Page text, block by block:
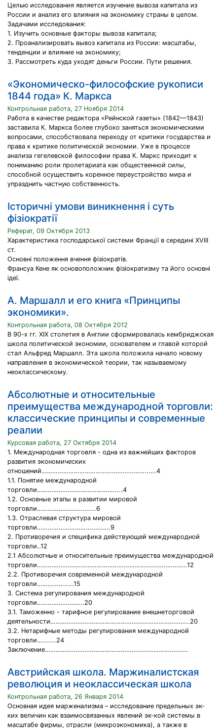
Целью исследования является изучение вывоза капитала из
России и анализ его влияния на экономику страны в целом.
Задачами исследования:
1. Изучить основные факторы вывоза капитала;
2. Проанализировать вывоз капитала из России: масштабы,
тенденции и влияние на экономику;
3. Рассмотреть куда уходят деньги России. Пути решения.
«Экономическо-философские рукописи
1844 года» К. Маркса
Контрольная работа, 27 Ноября 2014
Работа в качестве редактора «Рейнской газеты» (1842—1843)
заставила К. Маркса более глубоко заняться экономическими
вопросами, способствовала переходу от критики государства и
права к критике политической экономии. Уже в процессе
анализа гегелевской философии права К. Маркс приходит к
пониманию роли пролетариата как общественной силы,
способной осуществить коренное переустройство мира и
упразднить частную собственность.
Історичні умови виникнення і суть
фізіократії
Реферат, 09 Октября 2013
Характеристика господарської системи Франції в середині XVIII
ст.
Основні положення вчення фізіократів.
Франсуа Кене як основоположник фізіократизму та його основні
ідеї.
А. Маршалл и его книга «Принципы
экономики».
Контрольная работа, 08 Октября 2012
В 90-х гг. XIX столетия в Англии сформировалась кембриджская
школа политической экономии, основателем и главой которой
стал Альфред Маршалл. Эта школа положила начало новому
направления в экономической теории, так называемому
неоклассическому.
Абсолютные и относительные
преимущества международной торговли:
классические принципы и современные
реалии
Курсовая работа, 27 Октября 2014
1. Международная торговля - одна из важнейших факторов
развития экономических
отношений…………………………………………………......4
1.1. Понятие международной
торговли…………………………………….....4
1.2. Основные этапы в развитии мировой
торговли……………………........6
1.3. Отраслевая структура мировой
торговли…………………………......….9
2. Противоречия и специфика действующей международной
торговли..12
2.1 Абсолютные и относительные преимущества международной
торговли………………………………………………………………………..12
2.2. Противоречия современной международной
торговли…………….....15
3. Система регулирования международной
торговли……………………..20
3.1. Таможенно - тарифное регулирование внешнеторговой
деятельности…………………………………………………………………..20
3.2. Нетарифные методы регулирования международной
торговли….......24
Заключение……………………………………………………………….……
Австрийская школа. Маржиналистская
революция и неоклассическая школа
Контрольная работа, 26 Января 2014
Основная идея марженализма – исследование предельных эк-
ких величин как взаимосвязанных явлений эк-кой системы в
масштабе фирмы, отрасли (микроэкономика), а также в